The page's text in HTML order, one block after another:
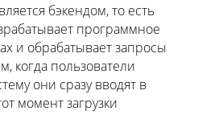
бэкендом, то есть
программное
и обрабатывает запросы
когда пользователи
они сразу вводят в
момент загрузки